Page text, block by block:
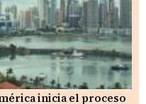
inicia el proceso